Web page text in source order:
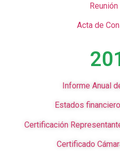
Reunión
Acta de
Informe Anual
Estados
Certificación
Certificado